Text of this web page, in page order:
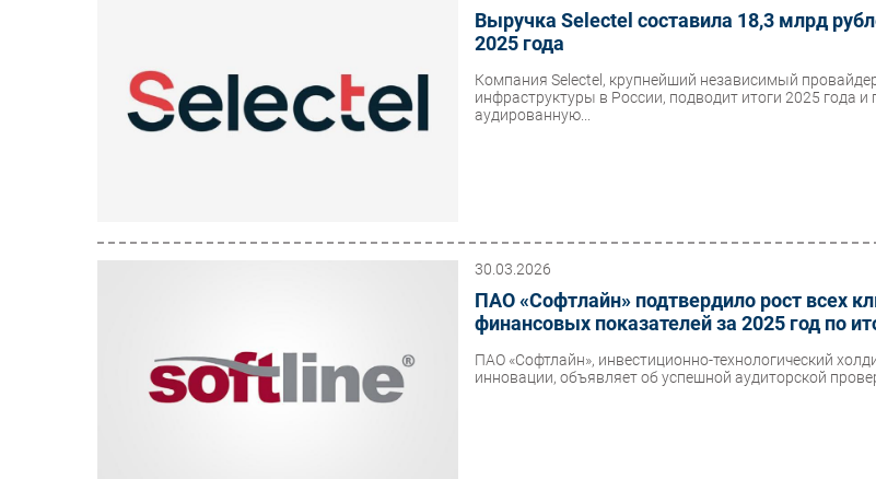
Выручка Selectel составила 18,3 млрд
2025 года
Компания Selectel, крупнейший независимый
инфраструктуры в России, подводит итоги 2025 года и
аудированную...
30.03.2026
ПАО «Софтлайн» подтвердило рост всех
финансовых показателей за 2025 год по
ПАО «Софтлайн», инвестиционно-технологический
инновации, объявляет об успешной аудиторской